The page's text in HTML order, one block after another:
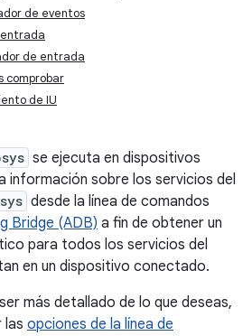
de eventos
de entrada
comprobar
de IU
se ejecuta en dispositivos
información sobre los servicios del
desde la línea de comandos
Bridge (ADB) a fin de obtener un
para todos los servicios del
en un dispositivo conectado.
más detallado de lo que deseas,
las opciones de la línea de